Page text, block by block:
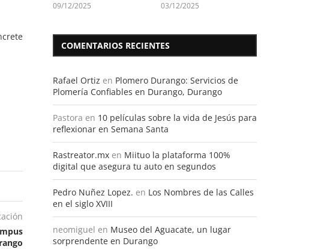
09/12/2025 03/12/2025
COMENTARIOS RECIENTES
Rafael Ortiz en Plomero Durango: Servicios de
Plomería Confiables en Durango, Durango
Pastora en 10 películas sobre la vida de Jesús para
reflexionar en Semana Santa
Rastreator.mx en Miituo la plataforma 100%
digital que asegura tu auto en segundos
Pedro Nuñez Lopez. en Los Nombres de las Calles
en el siglo XVIII
neomiguel en Museo del Aguacate, un lugar
sorprendente en Durango